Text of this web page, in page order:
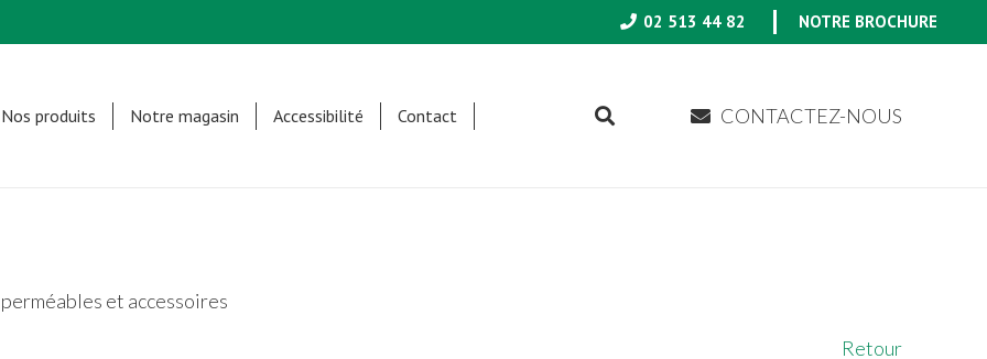
02 513 44 82 NOTRE BROCHURE
Nos produits Notre magasin Accessibilité Contact CONTACTEZ-NOUS
et accessoires
Retour